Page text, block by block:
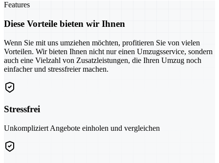
Features
Diese Vorteile bieten wir Ihnen
Wenn Sie mit uns umziehen möchten, profitieren Sie von vielen
Vorteilen. Wir bieten Ihnen nicht nur einen Umzugsservice, sondern
auch eine Vielzahl von Zusatzleistungen, die Ihren Umzug noch
einfacher und stressfreier machen.
Stressfrei
Unkompliziert Angebote einholen und vergleichen